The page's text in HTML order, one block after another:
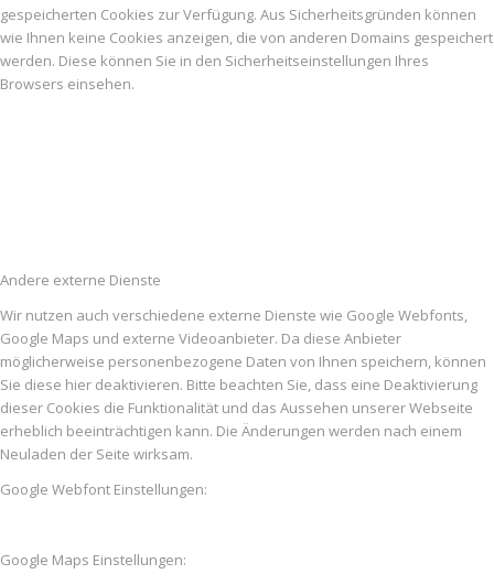
gespeicherten Cookies zur Verfügung. Aus Sicherheitsgründen können
wie Ihnen keine Cookies anzeigen, die von anderen Domains gespeichert
werden. Diese können Sie in den Sicherheitseinstellungen Ihres
Browsers einsehen.
Andere externe Dienste
Wir nutzen auch verschiedene externe Dienste wie Google Webfonts,
Google Maps und externe Videoanbieter. Da diese Anbieter
möglicherweise personenbezogene Daten von Ihnen speichern, können
Sie diese hier deaktivieren. Bitte beachten Sie, dass eine Deaktivierung
dieser Cookies die Funktionalität und das Aussehen unserer Webseite
erheblich beeinträchtigen kann. Die Änderungen werden nach einem
Neuladen der Seite wirksam.
Google Webfont Einstellungen:
Google Maps Einstellungen: